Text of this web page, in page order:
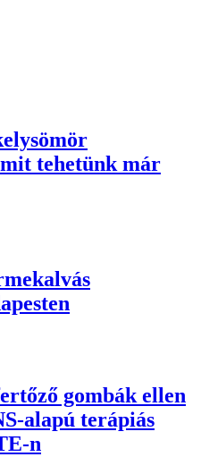
mit tehetünk már
gombák ellen
alapú terápiás
n